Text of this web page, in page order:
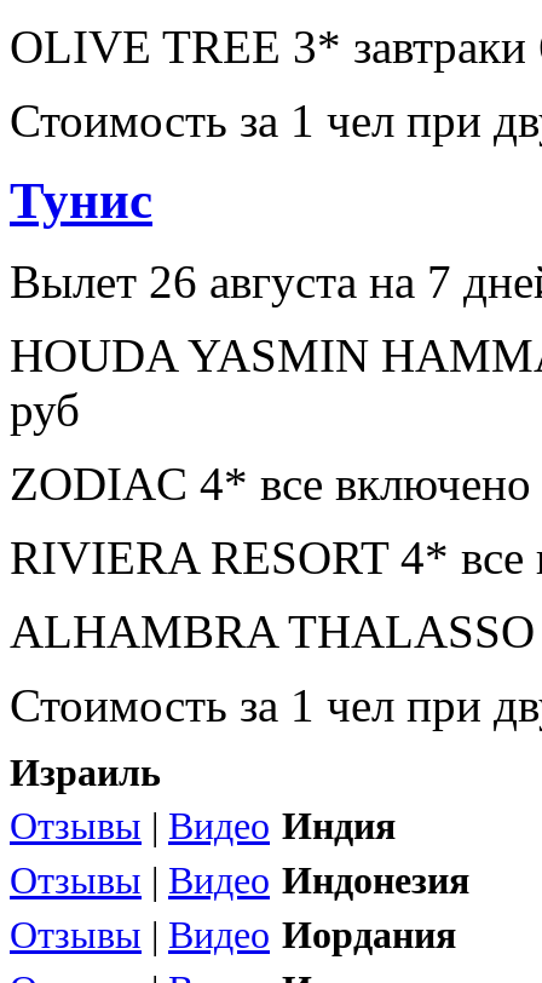
OLIVE TREE 3* завтраки
Стоимость за 1 чел при
Тунис
Вылет 26 августа на 7
HOUDA YASMIN
руб
ZODIAC 4* все включено
RIVIERA RESORT 4* все
ALHAMBRA THALASSO
Стоимость за 1 чел при
Израиль
Отзывы | Видео Индия
Отзывы | Видео Индонезия
Отзывы | Видео Иордания